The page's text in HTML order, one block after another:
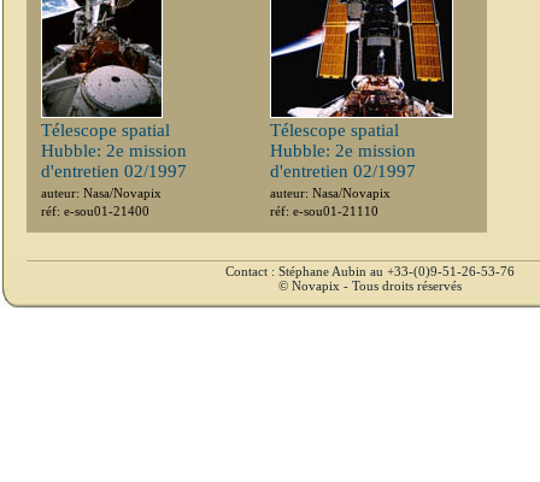
Télescope spatial
Hubble: 2e mission
d'entretien 02/1997
auteur: Nasa/Novapix
réf: e-sou01-21400
Télescope spatial
Hubble: 2e mission
d'entretien 02/1997
auteur: Nasa/Novapix
réf: e-sou01-21110
Contact : Stéphane Aubin au +33-(0)9-51-26-53-76
© Novapix - Tous droits réservés